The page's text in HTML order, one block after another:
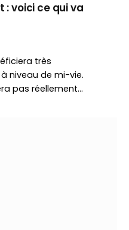
: voici ce qui va
très
niveau de mi-vie.
pas réellement…